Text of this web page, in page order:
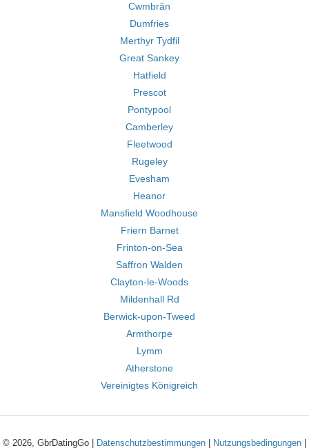
Cwmbrân
Dumfries
Merthyr Tydfil
Great Sankey
Hatfield
Prescot
Pontypool
Camberley
Fleetwood
Rugeley
Evesham
Heanor
Mansfield Woodhouse
Friern Barnet
Frinton-on-Sea
Saffron Walden
Clayton-le-Woods
Mildenhall Rd
Berwick-upon-Tweed
Armthorpe
Lymm
Atherstone
Vereinigtes Königreich
© 2026, GbrDatingGo | Datenschutzbestimmungen Nutzungsbedingungen